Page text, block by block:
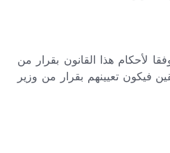
لأحكام هذا القانون بقرار من
فيكون تعيينهم بقرار من وزير